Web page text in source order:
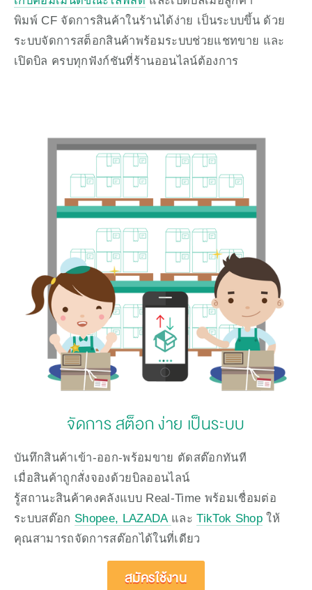
พิมพ์ CF จัดการสินค้าในร้านได้ง่าย เป็นระบบขึ้น ด้วย
ระบบจัดการสต็อกสินค้าพร้อมระบบช่วยแชทขาย และ
เปิดบิล ครบทุกฟังก์ชันที่ร้านออนไลน์ต้องการ
จัดการ สต็อก ง่าย เป็นระบบ
บันทึกสินค้าเข้า-ออก-พร้อมขาย ตัดสต๊อกทันที
เมื่อสินค้าถูกสั่งจองด้วยบิลออนไลน์
รู้สถานะสินค้าคงคลังแบบ Real-Time พร้อมเชื่อมต่อ
ระบบสต๊อก Shopee, LAZADA และ TikTok Shop ให้
คุณสามารถจัดการสต๊อกได้ในที่เดียว
สมัครใช้งาน